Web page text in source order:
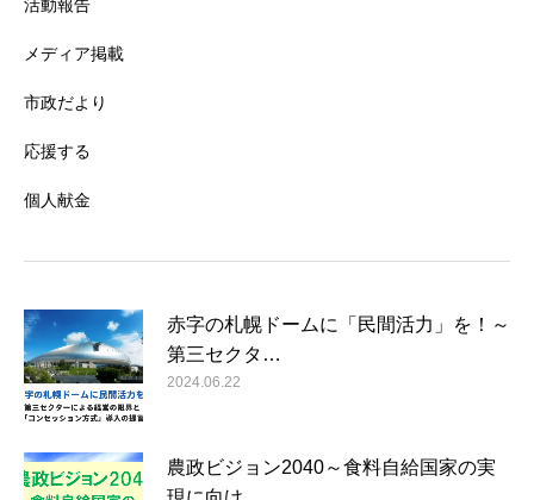
活動報告
メディア掲載
市政だより
応援する
個人献金
赤字の札幌ドームに「民間活力」を！～
第三セクタ…
2024.06.22
農政ビジョン2040～食料自給国家の実